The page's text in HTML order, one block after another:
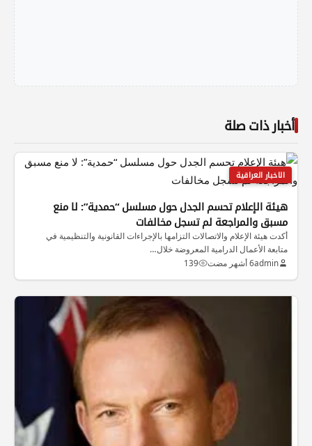
أخبار ذات صلة
الاخبار العراقية
هيئة الإعلام تحسم الجدل حول مسلسل “حمدية”: لا منع
مسبق والمراجعة لم تسجل مخالفات
أكدت هيئة الإعلام والاتصالات التزامها بالإجراءات القانونية والتنظيمية في
متابعة الأعمال الدرامية المعروضة خلال…
admin6 أشهر مضت 139